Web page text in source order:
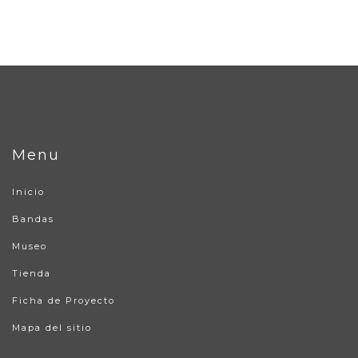
Menu
Inicio
Bandas
Museo
Tienda
Ficha de Proyecto
Mapa del sitio